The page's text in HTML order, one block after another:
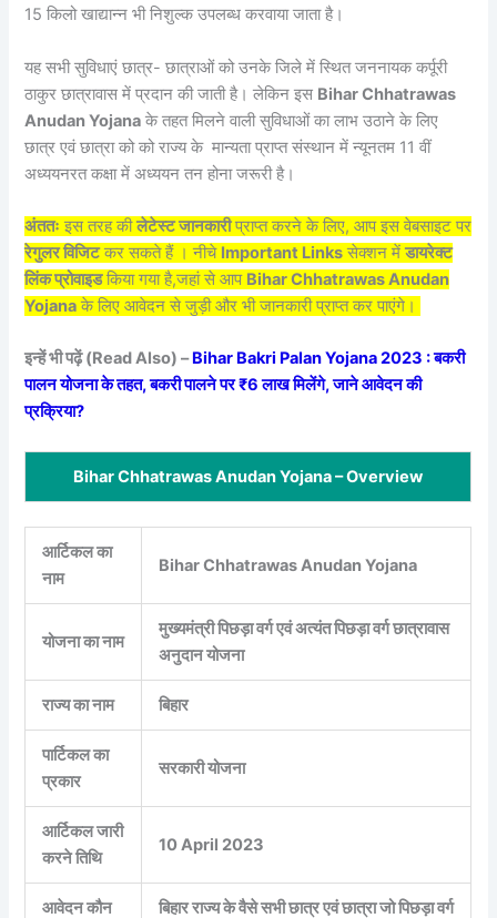
15 किलो खाद्यान्न भी निशुल्क उपलब्ध करवाया जाता है।
यह सभी सुविधाएं छात्र- छात्राओं को उनके जिले में स्थित जननायक कर्पूरी
ठाकुर छात्रावास में प्रदान की जाती है। लेकिन इस Bihar Chhatrawas
Anudan Yojana के तहत मिलने वाली सुविधाओं का लाभ उठाने के लिए
छात्र एवं छात्रा को को राज्य के मान्यता प्राप्त संस्थान में न्यूनतम 11 वीं
अध्ययनरत कक्षा में अध्ययन तन होना जरूरी है।
अंततः इस तरह कीलेटेस्ट जानकारीप्राप्त करने के लिए, आप इस वेबसाइट पर
रेगुलर विजिटकर सकते हैं । नीचे Important Links सेक्शन मेंडायरेक्ट
लिंक प्रोवाइडकिया गया है,जहां से आप Bihar Chhatrawas Anudan
Yojana के लिए आवेदन से जुड़ी और भी जानकारी प्राप्त कर पाएंगे।
इन्हें भी पढ़ें (Read Also) –Bihar Bakri Palan Yojana 2023 : बकरी
पालन योजना के तहत, बकरी पालने पर ₹6 लाख मिलेंगे, जाने आवेदन की
प्रक्रिया?
Bihar Chhatrawas Anudan Yojana – Overview
आर्टिकल का
नाम
Bihar Chhatrawas Anudan Yojana
योजना का नाम
मुख्यमंत्री पिछड़ा वर्ग एवं अत्यंत पिछड़ा वर्ग छात्रावास
अनुदान योजना
राज्य का नाम बिहार
पार्टिकल का
प्रकार
सरकारी योजना
आर्टिकल जारी
करने तिथि
10 April 2023
आवेदन कौन बिहार राज्य के वैसे सभी छात्र एवं छात्रा जो पिछड़ा वर्ग